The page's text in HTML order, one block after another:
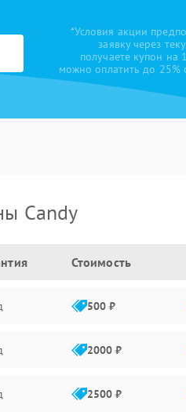
*Условия акции
заявку через
получаете купон
можно оплатить до 25%
Candy
Стоимость
500 ₽
2000 ₽
2500 ₽